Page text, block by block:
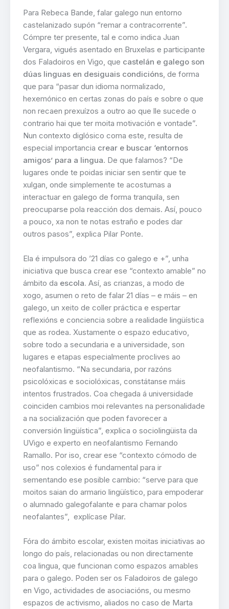
Para Rebeca Bande, falar galego nun entorno
castelanizado supón “remar a contracorrente”.
Cómpre ter presente, tal e como indica Juan
Vergara, vigués asentado en Bruxelas e participante
dos Faladoiros en Vigo, que castelán e galego son
dúas linguas en desiguais condicións , de forma
que para “pasar dun idioma normalizado,
hexemónico en certas zonas do país e sobre o que
non recaen prexuízos a outro ao que lle sucede o
contrario hai que ter moita motivación e vontade”.
Nun contexto diglósico coma este, resulta de
especial importancia crear e buscar ‘entornos
amigos’ para a lingua. De que falamos? “De
lugares onde te poidas iniciar sen sentir que te
xulgan, onde simplemente te acostumas a
interactuar en galego de forma tranquila, sen
preocuparse pola reacción dos demais. Así, pouco
a pouco, xa non te notas estraño e podes dar
outros pasos”, explica Pilar Ponte.
Ela é impulsora do ’21 días co galego e +”, unha
iniciativa que busca crear ese “contexto amable” no
ámbito da escola. Así, as crianzas, a modo de
xogo, asumen o reto de falar 21 días – e máis – en
galego, un xeito de coller práctica e espertar
reflexións e conciencia sobre a realidade lingüística
que as rodea. Xustamente o espazo educativo,
sobre todo a secundaria e a universidade, son
lugares e etapas especialmente proclives ao
neofalantismo. “Na secundaria, por razóns
psicolóxicas e sociolóxicas, constátanse máis
intentos frustrados. Coa chegada á universidade
coinciden cambios moi relevantes na personalidade
a na socialización que poden favorecer a
conversión lingüística”, explica o sociolingüista da
UVigo e experto en neofalantismo Fernando
Ramallo. Por iso, crear ese “contexto cómodo de
uso” nos colexios é fundamental para ir
sementando ese posible cambio: “serve para que
moitos saian do armario lingüístico, para empoderar
o alumnado galegofalante e para chamar polos
neofalantes”,
explícase Pilar.
Fóra do ámbito escolar, existen moitas iniciativas ao
longo do país, relacionadas ou non directamente
coa lingua, que funcionan como espazos amables
para o galego. Poden ser os Faladoiros de galego
en Vigo, actividades de asociacións, ou mesmo
espazos de activismo, aliados no caso de Marta